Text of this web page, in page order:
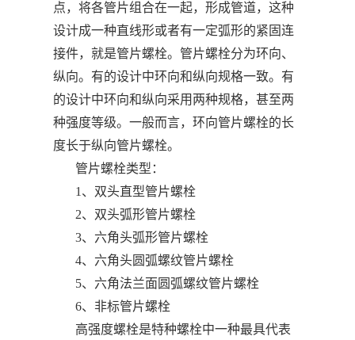
点，将各管片组合在一起，形成管道，这种
设计成一种直线形或者有一定弧形的紧固连
接件，就是管片螺栓。管片螺栓分为环向、
纵向。有的设计中环向和纵向规格一致。有
的设计中环向和纵向采用两种规格，甚至两
种强度等级。一般而言，环向管片螺栓的长
度长于纵向管片螺栓。
管片螺栓类型：
1、双头直型管片螺栓
2、双头弧形管片螺栓
3、六角头弧形管片螺栓
4、六角头圆弧螺纹管片螺栓
5、六角法兰面圆弧螺纹管片螺栓
6、非标管片螺栓
高强度螺栓是特种螺栓中一种最具代表